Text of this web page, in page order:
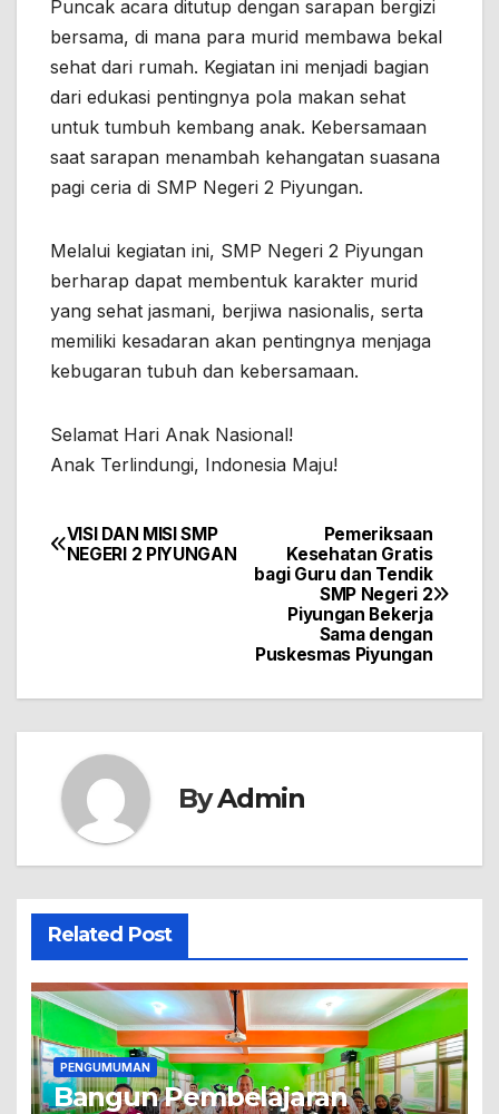
Puncak acara ditutup dengan sarapan bergizi
bersama, di mana para murid membawa bekal
sehat dari rumah. Kegiatan ini menjadi bagian
dari edukasi pentingnya pola makan sehat
untuk tumbuh kembang anak. Kebersamaan
saat sarapan menambah kehangatan suasana
pagi ceria di SMP Negeri 2 Piyungan.
Melalui kegiatan ini, SMP Negeri 2 Piyungan
berharap dapat membentuk karakter murid
yang sehat jasmani, berjiwa nasionalis, serta
memiliki kesadaran akan pentingnya menjaga
kebugaran tubuh dan kebersamaan.
Selamat Hari Anak Nasional!
Anak Terlindungi, Indonesia Maju!
Post
Pemeriksaan
Kesehatan Gratis
bagi Guru dan Tendik
SMP Negeri 2
Piyungan Bekerja
Sama dengan
Puskesmas Piyungan
VISI DAN MISI SMP
NEGERI 2 PIYUNGAN
ByAdmin
Related Post
PENGUMUMAN
Bangun Pembelajaran